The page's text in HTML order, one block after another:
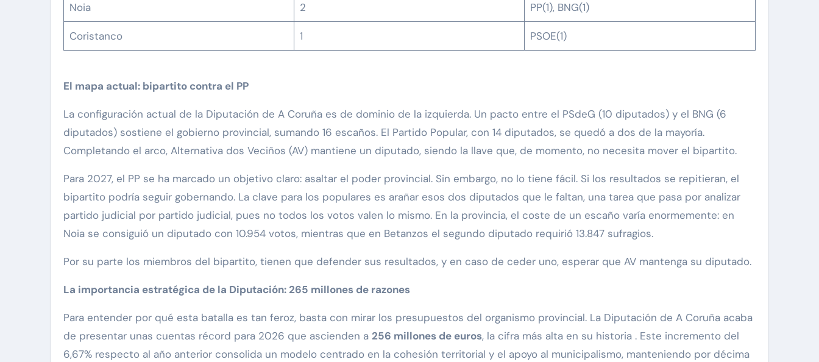
Noia 2 PP(1), BNG(1)
Coristanco 1 PSOE(1)
El mapa actual: bipartito contra el PP
La configuración actual de la Diputación de A Coruña es de dominio de la izquierda. Un pacto entre el PSdeG (10 diputados) y el BNG (6
diputados) sostiene el gobierno provincial, sumando 16 escaños. El Partido Popular, con 14 diputados, se quedó a dos de la mayoría.
Completando el arco, Alternativa dos Veciños (AV) mantiene un diputado, siendo la llave que, de momento, no necesita mover el bipartito.
Para 2027, el PP se ha marcado un objetivo claro: asaltar el poder provincial. Sin embargo, no lo tiene fácil. Si los resultados se repitieran, el
bipartito podría seguir gobernando. La clave para los populares es arañar esos dos diputados que le faltan, una tarea que pasa por analizar
partido judicial por partido judicial, pues no todos los votos valen lo mismo. En la provincia, el coste de un escaño varía enormemente: en
Noia se consiguió un diputado con 10.954 votos, mientras que en Betanzos el segundo diputado requirió 13.847 sufragios.
Por su parte los miembros del bipartito, tienen que defender sus resultados, y en caso de ceder uno, esperar que AV mantenga su diputado.
La importancia estratégica de la Diputación: 265 millones de razones
Para entender por qué esta batalla es tan feroz, basta con mirar los presupuestos del organismo provincial. La Diputación de A Coruña acaba
de presentar unas cuentas récord para 2026 que ascienden a 256 millones de euros, la cifra más alta en su historia . Este incremento del
6,67% respecto al año anterior consolida un modelo centrado en la cohesión territorial y el apoyo al municipalismo, manteniendo por décima